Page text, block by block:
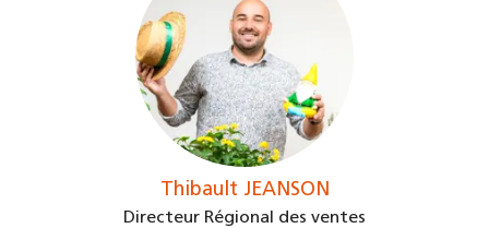
Thibault JEANSON
Directeur Régional des ventes